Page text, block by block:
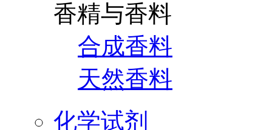
香精与香料
合成香料
天然香料
化学试剂